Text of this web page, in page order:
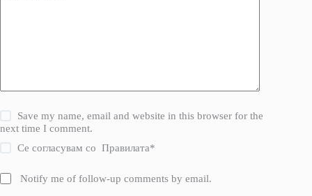
Save my name, email and website in this browser for the
next time I comment.
Се согласувам соПравилата*
Notify me of follow-up comments by email.